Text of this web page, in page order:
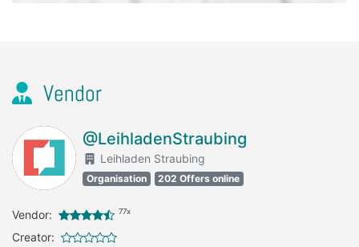
Vendor
@LeihladenStraubing
Leihladen Straubing
Organisation 202 Offers online
Vendor: 77x
Creator: